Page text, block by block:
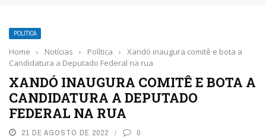
POLÍTICA
Home › Notícias › Política ›
Xandó inaugura comitê e bota a
Candidatura a Deputado Federal na rua
XANDÓ INAUGURA COMITÊ E BOTA A
CANDIDATURA A DEPUTADO
FEDERAL NA RUA
21 DE AGOSTO DE 2022 0